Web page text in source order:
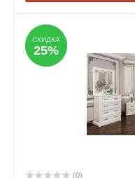
СКИДКА
25%
СКИДКА
25%
(0)